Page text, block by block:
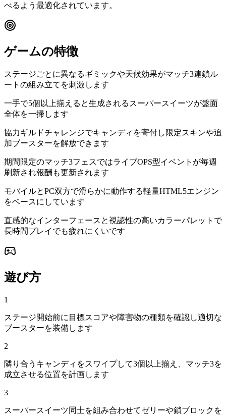
べるよう最適化されています。
ゲームの特徴
ステージごとに異なるギミックや天候効果がマッチ3連鎖ル
ートの組み立てを刺激します
一手で5個以上揃えると生成されるスーパースイーツが盤面
全体を一掃します
協力ギルドチャレンジでキャンディを寄付し限定スキンや追
加ブースターを解放できます
期間限定のマッチ3フェスではライブOPS型イベントが毎週
刷新され報酬も更新されます
モバイルとPC双方で滑らかに動作する軽量HTML5エンジン
をベースにしています
直感的なインターフェースと視認性の高いカラーパレットで
長時間プレイでも疲れにくいです
遊び方
1
ステージ開始前に目標スコアや障害物の種類を確認し適切な
ブースターを装備します
2
隣り合うキャンディをスワイプして3個以上揃え、マッチ3を
成立させる位置を計画します
3
スーパースイーツ同士を組み合わせてゼリーや鎖ブロックを